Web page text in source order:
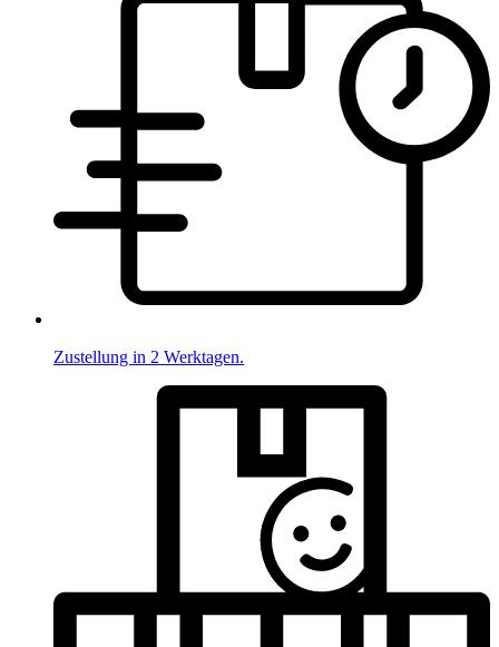
Zustellung in 2 Werktagen.